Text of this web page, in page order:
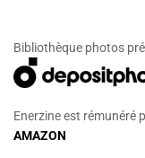
Bibliothèque photos
Enerzine est rémunéré
AMAZON